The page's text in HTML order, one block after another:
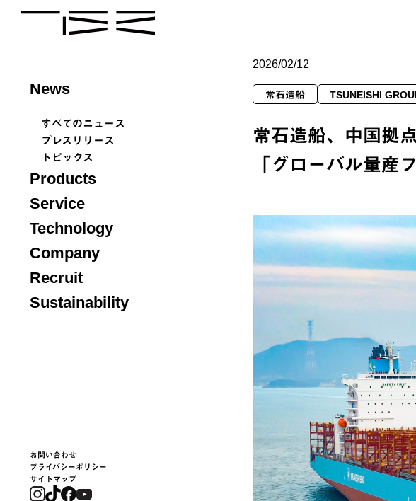
News
すべてのニュース
プレスリリース
トピックス
Products
Service
Technology
Company
Recruit
Sustainability
お問い合わせ
プライバシーポリシー
サイトマップ
2026/02/12
常石造船 TSUNEISHI
常石造船、中国拠
「グローバル量産